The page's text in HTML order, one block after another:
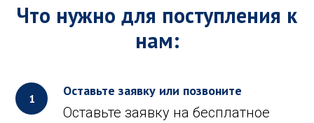
Что нужно для поступления к
нам:
Оставьте заявку или позвоните
Оставьте заявку на бесплатное